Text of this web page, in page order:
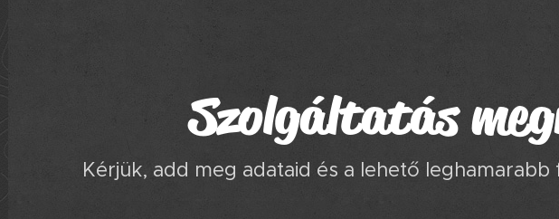
Szolgáltatás
Kérjük, add meg adataid és a lehető